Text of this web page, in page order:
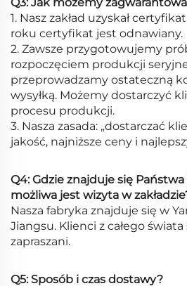
1. Nasz zakład uzyskał
roku certyfikat jest odnawiany.
2. Zawsze przygotowujemy
rozpoczęciem produkcji
przeprowadzamy ostateczną
wysyłką. Możemy dostarczyć
procesu produkcji.
3. Nasza zasada: „dostarczać
jakość, najniższe ceny i
Q4: Gdzie znajduje się Państwa
możliwa jest wizyta w
Nasza fabryka znajduje się w
Jiangsu. Klienci z całego
zapraszani.
Q5: Sposób i czas dostawy?